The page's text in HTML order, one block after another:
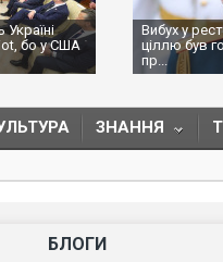
бо у США
Вибух у
ціллю був
пр...
ЗНАННЯ
БЛОГИ